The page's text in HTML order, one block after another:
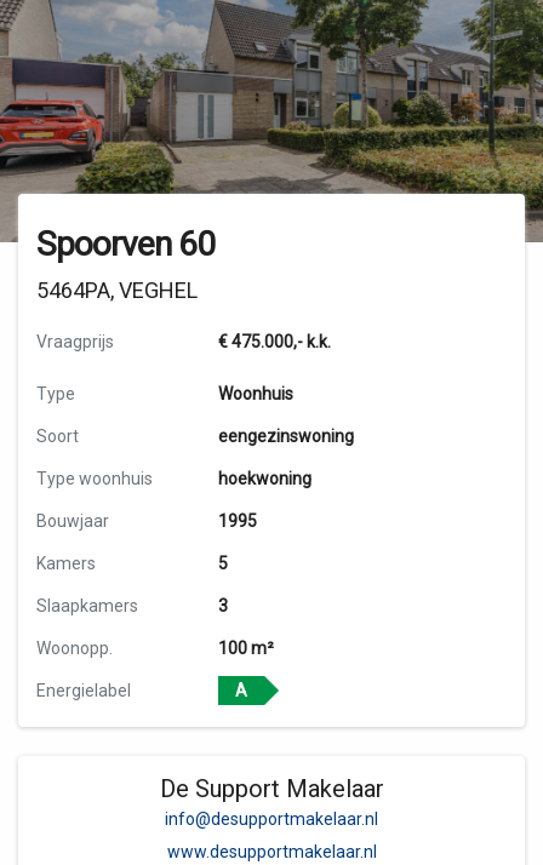
Spoorven 60
5464PA, VEGHEL
Vraagprijs € 475.000,- k.k.
Type Woonhuis
Soort eengezinswoning
Type woonhuis hoekwoning
Bouwjaar 1995
Kamers 5
Slaapkamers 3
Woonopp. 100 m²
Energielabel A
De Support Makelaar
info@desupportmakelaar.nl
www.desupportmakelaar.nl